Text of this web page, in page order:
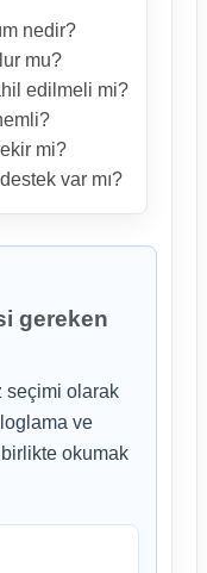
nedir?
mu?
edilmeli mi?
mi?
var mı?
gereken
seçimi olarak
ve
okumak